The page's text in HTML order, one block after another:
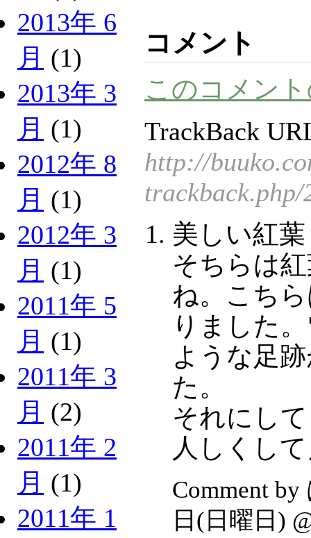
2013年 6
月 (1)
2013年 3
月 (1)
2012年 8
月 (1)
2012年 3
月 (1)
2011年 5
月 (1)
2011年 3
月 (2)
2011年 2
月 (1)
2011年 1
コメント
このコメン
TrackBack
http://
trackback.php/
美しい紅
そちらは
ね。こち
りました
ような足
た。
それにし
人しくし
Comment
日(日曜日)